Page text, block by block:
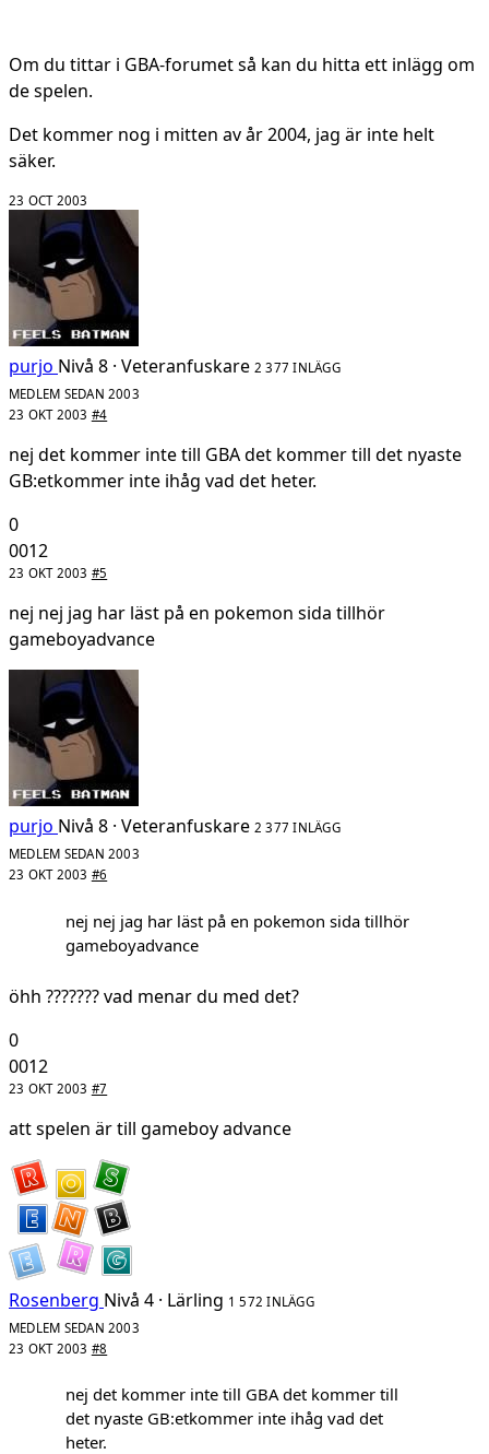
Om du tittar i GBA-forumet så kan du hitta ett inlägg om
de spelen.
Det kommer nog i mitten av år 2004, jag är inte helt
säker.
23 OCT 2003
purjo Nivå 8 · Veteranfuskare 2 377 INLÄGG
MEDLEM SEDAN 2003
23 OKT 2003 #4
nej det kommer inte till GBA det kommer till det nyaste
GB:etkommer inte ihåg vad det heter.
0
0012
23 OKT 2003 #5
nej nej jag har läst på en pokemon sida tillhör
gameboyadvance
purjo Nivå 8 · Veteranfuskare 2 377 INLÄGG
MEDLEM SEDAN 2003
23 OKT 2003 #6
nej nej jag har läst på en pokemon sida tillhör
gameboyadvance
öhh ??????? vad menar du med det?
0
0012
23 OKT 2003 #7
att spelen är till gameboy advance
Rosenberg Nivå 4 · Lärling 1 572 INLÄGG
MEDLEM SEDAN 2003
23 OKT 2003 #8
nej det kommer inte till GBA det kommer till
det nyaste GB:etkommer inte ihåg vad det
heter.